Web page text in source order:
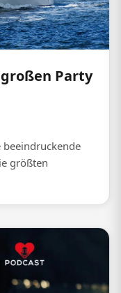
Party
beeindruckende
größten